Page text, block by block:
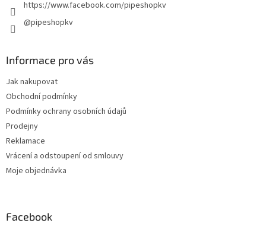
https://www.facebook.com/pipeshopkv
@pipeshopkv
Informace pro vás
Jak nakupovat
Obchodní podmínky
Podmínky ochrany osobních údajů
Prodejny
Reklamace
Vrácení a odstoupení od smlouvy
Moje objednávka
Facebook